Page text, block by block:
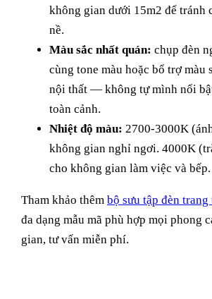
không gian dưới 15m2 để tránh
nề.
Màu sắc nhất quán: chụp đèn
cùng tone màu hoặc bổ trợ màu
nội thất — không tự mình nổi
toàn cảnh.
Nhiệt độ màu: 2700-3000K
không gian nghỉ ngơi. 4000K
cho không gian làm việc và bếp.
Tham khảo thêm bộ sưu tập đèn
đa dạng mẫu mã phù hợp mọi phong
gian, tư vấn miễn phí.